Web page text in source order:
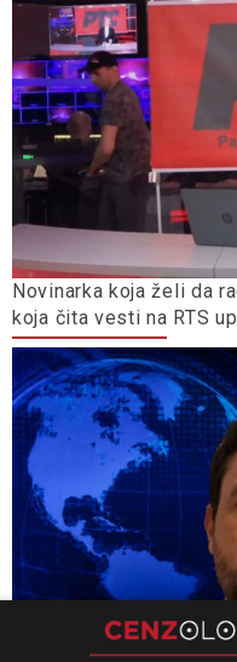
Novinarka koja želi da
koja čita vesti na RTS